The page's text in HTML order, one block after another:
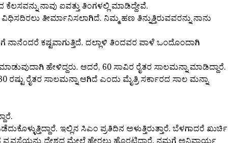
ನಾವು ಐವತ್ತು ತಿಂಗಳಲ್ಲಿ ಮಾಡಿದ್ದೇವೆ.
ತೀರ್ಮಾನಿಸಲಾಗಿದೆ. ನಿಮ್ಮ ಹಣ ತಿನ್ನುತ್ತಿರುವವರನ್ನು ನಾನು
ನಾನೆಂದರೆ ಕಷ್ಟವಾಗುತ್ತಿದೆ. ದಲ್ಲಾಳಿ ತಿಂದವರ ಪಾಳೆ ಒಂದೊಂದಾಗಿ
ಹೇಳಿದ್ದರು. ಆದರೆ, 60 ಸಾವಿರ ರೈತರ ಸಾಲಮನ್ನಾ ಮಾಡಿದ್ದಾರೆ.
ರಷ್ಟು ರೈತರ ಸಾಲಮನ್ನಾ ಆಗಿದೆ ಎಂದು ಮೈತ್ರಿ ಸರ್ಕಾರದ ಸಾಲ ಮನ್ನಾ
ಇಲ್ಲಿನ ಸಿಎಂ ಪ್ರತಿದಿನ ಅಳುತ್ತಿರುತ್ತಾರೆ. ಬೆಳಗಾದರೆ ಖುರ್ಚಿ‌